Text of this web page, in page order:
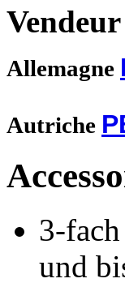
Vendeur
Allemagne
Autriche
3-
und